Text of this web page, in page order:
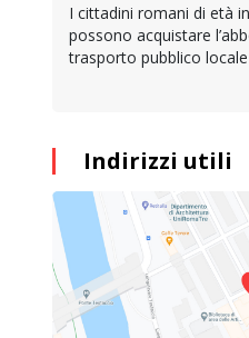
I cittadini romani di età
possono acquistare
trasporto pubblico
Indirizzi utili